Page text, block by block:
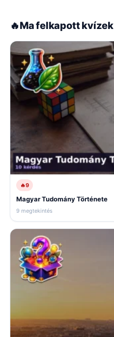
🔥Ma felkapott kvízek
🔥9
Magyar Tudomány Története
9 megtekintés